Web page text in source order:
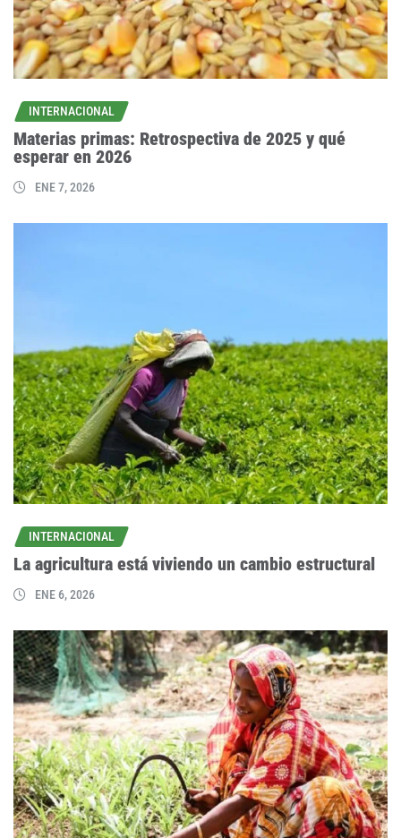
INTERNACIONAL
Materias primas: Retrospectiva de 2025 y qué
esperar en 2026
ENE 7, 2026
INTERNACIONAL
La agricultura está viviendo un cambio estructural
ENE 6, 2026